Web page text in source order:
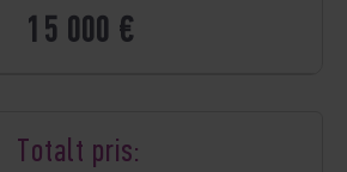
15 000 €
Totalt pris: